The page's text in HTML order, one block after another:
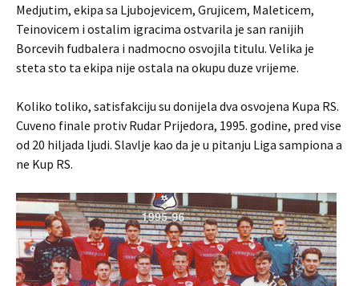
Medjutim, ekipa sa Ljubojevicem, Grujicem, Maleticem,
Teinovicem i ostalim igracima ostvarila je san ranijih
Borcevih fudbalera i nadmocno osvojila titulu. Velika je
steta sto ta ekipa nije ostala na okupu duze vrijeme.
Koliko toliko, satisfakciju su donijela dva osvojena Kupa RS.
Cuveno finale protiv Rudar Prijedora, 1995. godine, pred vise
od 20 hiljada ljudi. Slavlje kao da je u pitanju Liga sampiona a
ne Kup RS.